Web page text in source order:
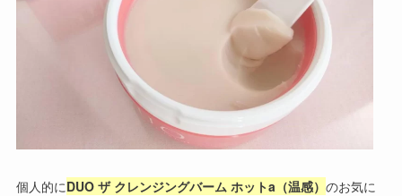
個人的にDUO ザ クレンジングバーム ホットa（温感） のお気に